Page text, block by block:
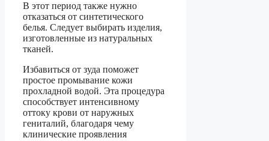
В этот период также нужно
отказаться от синтетического
белья. Следует выбирать изделия,
изготовленные из натуральных
тканей.
Избавиться от зуда поможет
простое промывание кожи
прохладной водой. Эта процедура
способствует интенсивному
оттоку крови от наружных
гениталий, благодаря чему
клинические проявления